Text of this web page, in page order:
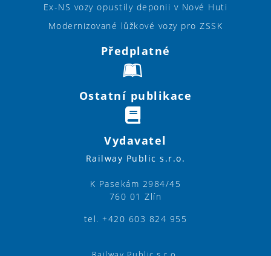
Ex-NS vozy opustily deponii v Nové Huti
Modernizované lůžkové vozy pro ZSSK
Předplatné
Ostatní publikace
Vydavatel
Railway Public s.r.o.
K Pasekám 2984/45
760 01 Zlín
tel. +420 603 824 955